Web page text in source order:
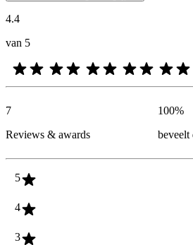
4.4
van 5
7
Reviews & awards
100%
beveelt
5
4
3